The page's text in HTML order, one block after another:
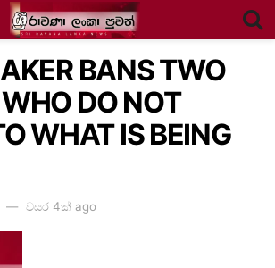
BANS TWO
DO NOT
WHAT IS BEING
වසර 4ක් ago